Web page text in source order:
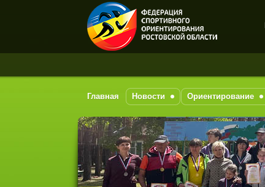
Спортивное
на-Дону
Главная Новости Ориентирование